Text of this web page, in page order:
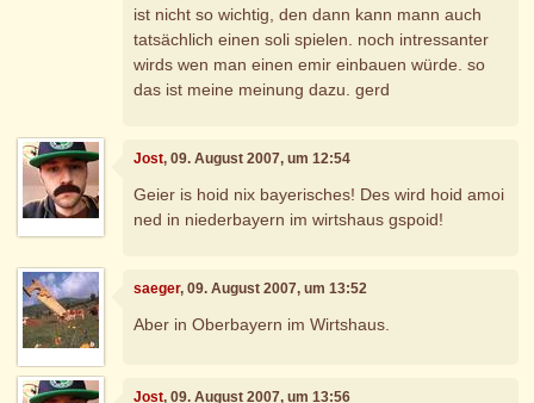
ist nicht so wichtig, den dann kann mann auch
tatsächlich einen soli spielen. noch intressanter
wirds wen man einen emir einbauen würde. so
das ist meine meinung dazu. gerd
Jost, 09. August 2007, um 12:54
Geier is hoid nix bayerisches! Des wird hoid amoi
ned in niederbayern im wirtshaus gspoid!
saeger, 09. August 2007, um 13:52
Aber in Oberbayern im Wirtshaus.
Jost, 09. August 2007, um 13:56